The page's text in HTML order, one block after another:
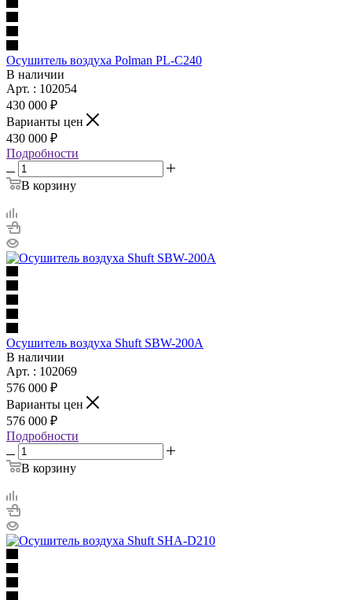
Осушитель воздуха Polman PL-C240
В наличии
Арт. : 102054
430 000 ₽
Варианты цен
430 000 ₽
Подробности
В корзину
Осушитель воздуха Shuft SBW-200A
В наличии
Арт. : 102069
576 000 ₽
Варианты цен
576 000 ₽
Подробности
В корзину